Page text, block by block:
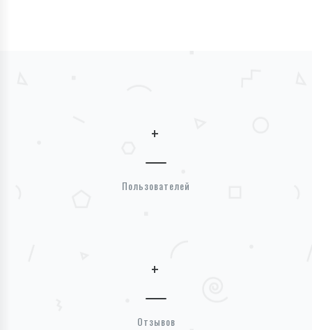
+
Пользователей
+
Отзывов